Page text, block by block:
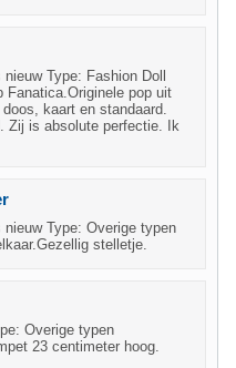
Type: Fashion Doll
Fanatica.Originele pop uit
kaart en standaard.
Zij is absolute perfectie. Ik
Type: Overige typen
stelletje.
Overige typen
23 centimeter hoog.